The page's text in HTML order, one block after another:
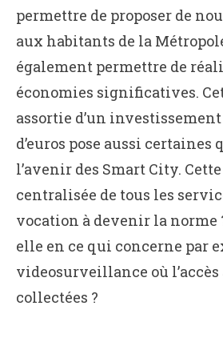
permettre de proposer de
aux habitants de la
également permettre de
économies significatives.
assortie d’un
d’euros pose aussi certaines
l’avenir des Smart City.
centralisée de tous les
vocation à devenir la norme
elle en ce qui concerne par
videosurveillance où l’accès
collectées ?